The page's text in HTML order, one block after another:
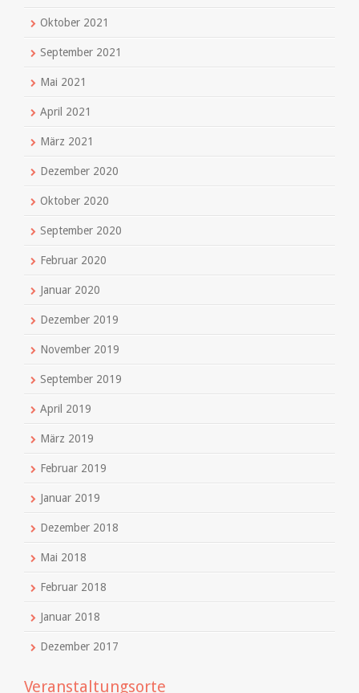
Oktober 2021
September 2021
Mai 2021
April 2021
März 2021
Dezember 2020
Oktober 2020
September 2020
Februar 2020
Januar 2020
Dezember 2019
November 2019
September 2019
April 2019
März 2019
Februar 2019
Januar 2019
Dezember 2018
Mai 2018
Februar 2018
Januar 2018
Dezember 2017
Veranstaltungsorte